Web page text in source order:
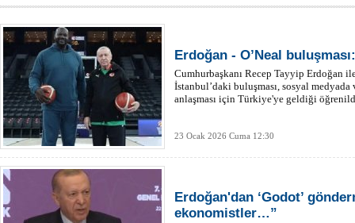
Ankara
'Kurultay
İtalyan
Ece
3 gözaltı:
Erdoğan - O’Neal
Cumhurbaşkanı Recep Tayyip Erdoğan
İstanbul’daki buluşması, sosyal
anlaşması için Türkiye'ye geldiği
23 Ocak 2026 Cuma 12:30
Erdoğan'dan ‘Godot’
ekonomistler…”